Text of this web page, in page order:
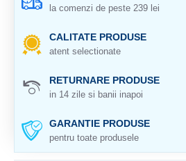
la comenzi de peste 239 lei
CALITATE PRODUSE
atent selectionate
RETURNARE PRODUSE
in 14 zile si banii inapoi
GARANTIE PRODUSE
pentru toate produsele